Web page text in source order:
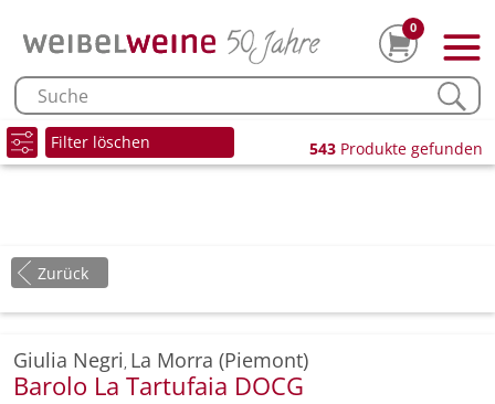
0
Filter löschen 543 Produkte gefunden
Zurück
Giulia Negri, La Morra (Piemont)
Barolo La Tartufaia DOCG